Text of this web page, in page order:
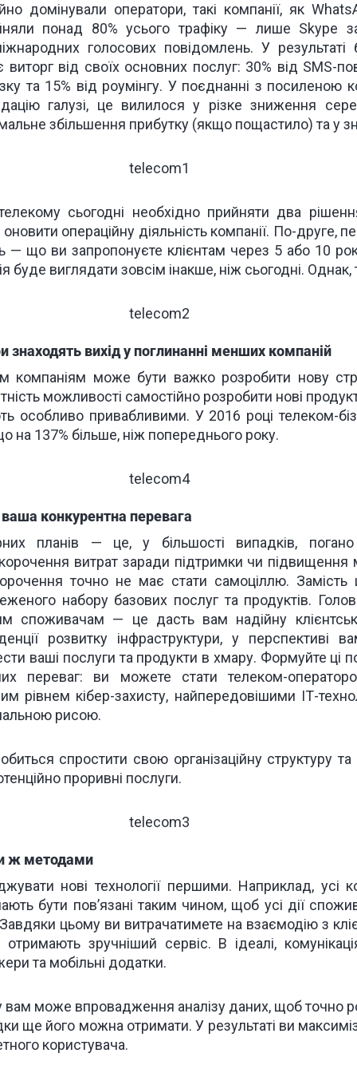
домінували оператори, такі компанії, як
понад 80% усього трафіку — лише Skype
голосових повідомлень. У результаті
виторг від своїх основних послуг: 30% від SMS-
та 15% від роумінгу. У поєднанні з посиленою
галузі, це вилилося у різке зниження
збільшення прибутку (якщо пощастило) та у
сьогодні необхідно прийняти два
операційну діяльність компанії. По-друге,
— що ви запропонуєте клієнтам через 5 або 10
буде виглядати зовсім інакше, ніж сьогодні. Однак,
знаходять вихід у поглинанні менших компаній
компаніям може бути важко розробити нову
можливості самостійно розробити нові
особливо привабливими. У 2016 році телеком-
на 137% більше, ніж попереднього року.
конкурентна перевага
планів — це, у більшості випадків,
витрат заради підтримки чи
точно не має стати самоціллю. Замість
набору базових послуг та продуктів.
споживачам — це дасть вам надійну
розвитку інфраструктури, у перспективі
ваші послуги та продукти в хмару. Формуйте ці
переваг: ви можете стати телеком-
рівнем кібер-захисту, найпередовішими ІТ-
рисою.
спростити свою організаційну структуру
проривні послуги.
ж методами
нові технології першими. Наприклад, усі
бути пов’язані таким чином, щоб усі дії
цьому ви витрачатимете на взаємодію з
зручніший сервіс. В ідеалі,
та мобільні додатки.
може впровадження аналізу даних, щоб точно
ще його можна отримати. У результаті ви
користувача.